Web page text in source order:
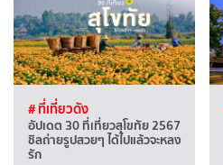
# ที่เที่ยวดัง
อัปเดต 30 ที่เที่ยวสุโขทัย 2567
ชิลถ่ายรูปสวยๆ ได้ไปแล้วจะหลง
รัก